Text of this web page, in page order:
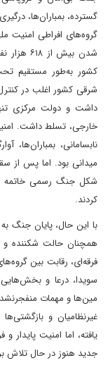
گسترده، بمباران‌ها،
گروه‌های افراطی امنیت
شدن بیش
کشور به‌طور مستقیم
شرقی کشور اغلب در
داشت و دولت مرکزی
خارجی، تسلط داشت.
نابسامانی،
میدانی بود. اما پس از
شکل جنگ رسمی خاتمه
کردند.
با این حال، پایان جنگ
همچنان حالت شکننده و
فرقه‌ای، رقابت بین
سویدا، درعا و
مین‌ها و مهمات
غیرنظامیان و
یافته، اما امنیت
جدید هنوز در حال تلاش